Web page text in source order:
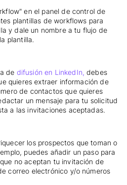
en el panel de control de
plantillas de workflows para
y dale un nombre a tu flujo de
plantilla.
de difusión en LinkedIn, debes
quieres extraer información de
de contactos que quieres
un mensaje para tu solicitud
a las invitaciones aceptadas.
los prospectos que toman o
puedes añadir un paso para
no aceptan tu invitación de
correo electrónico y/o números